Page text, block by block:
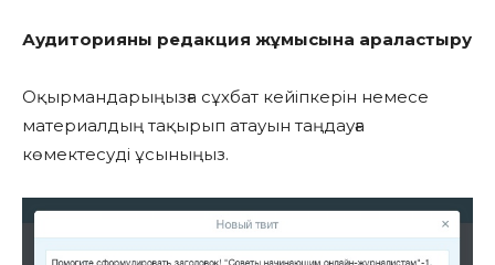
Аудиторияны редакция жұмысына араластыру
Оқырмандарыңызға сұхбат кейіпкерін немесе
материалдың тақырып атауын таңдауға
көмектесуді ұсыныңыз.